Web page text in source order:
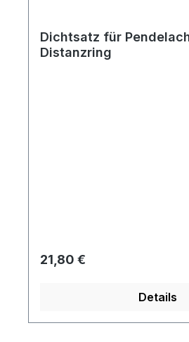
Dichtsatz für
Distanzring
Regulärer Preis:
21,80 €
Details